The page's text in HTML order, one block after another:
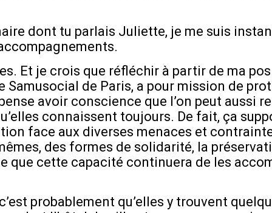
dont tu parlais Juliette, je me suis
Et je crois que réfléchir à partir de ma
Samusocial de Paris, a pour mission de
avoir conscience que l’on peut aussi
connaissent toujours. De fait, ça
face aux diverses menaces et
des formes de solidarité, la
que cette capacité continuera de les
probablement qu’elles y trouvent